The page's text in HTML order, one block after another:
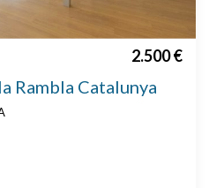
2.500 €
Rambla Catalunya